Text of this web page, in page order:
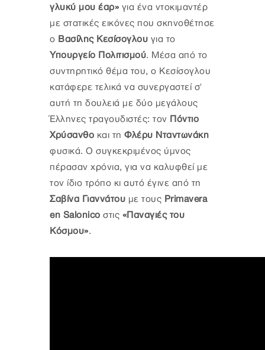
γλυκύ μου έαρ» για ένα ντοκιμαντέρ
με στατικές εικόνες που σκηνοθέτησε
ο Βασίλης Κεσίσογλου για το
Υπουργείο Πολιτισμού. Μέσα από το
συντηρητικό θέμα του, ο Κεσίσογλου
κατάφερε τελικά να συνεργαστεί σ'
αυτή τη δουλειά με δύο μεγάλους
Έλληνες τραγουδιστές: τον Πόντιο
Χρύσανθο και τη Φλέρυ Νταντωνάκη
φυσικά. Ο συγκεκριμένος ύμνος
πέρασαν χρόνια, για να καλυφθεί με
τον ίδιο τρόπο κι αυτό έγινε από τη
Σαβίνα Γιαννάτου με τους Primavera
en Salonico στις «Παναγιές του
Κόσμου».